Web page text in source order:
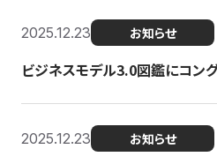
2025.12.23 お知らせ
ビジネスモデル3.0図鑑にコン
2025.12.23 お知らせ